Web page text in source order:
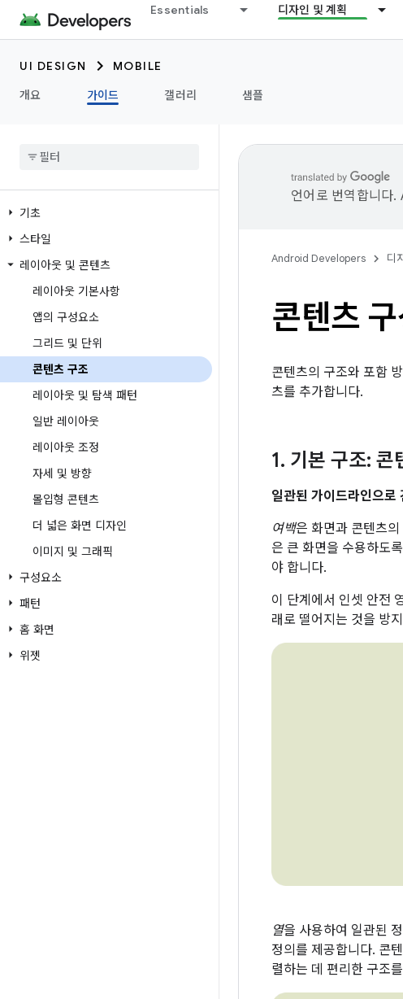
Essentials 디자인 및 계획
UI DESIGN
MOBILE
개요
가이드 갤러리 샘플
기초
스타일
레이아웃 및 콘텐츠
레이아웃 기본사항
앱의 구성요소
그리드 및 단위
콘텐츠 구조
레이아웃 및 탐색 패턴
일반 레이아웃
레이아웃 조정
자세 및 방향
몰입형 콘텐츠
더 넓은 화면 디자인
이미지 및 그래픽
구성요소
패턴
홈 화면
위젯
언어로 번역합니다.
Android Developers 디
콘텐츠
콘텐츠의 구조와 포함
츠를 추가합니다.
1. 기본 구조: 콘
일관된 가이드라인으로
여백은 화면과 콘텐츠
은 큰 화면을 수용하도
야 합니다.
이 단계에서 인셋 안전
래로 떨어지는 것을 방
열을 사용하여 일관된
정의를 제공합니다. 콘
렬하는 데 편리한 구조